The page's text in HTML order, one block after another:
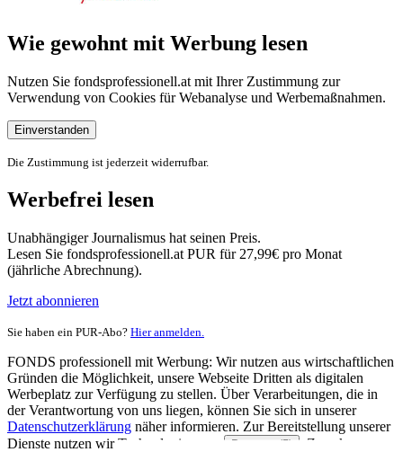
Wie gewohnt mit Werbung lesen
Nutzen Sie fondsprofessionell.at mit Ihrer Zustimmung zur
Verwendung von Cookies für Webanalyse und Werbemaßnahmen.
Einverstanden
Die Zustimmung ist jederzeit widerrufbar.
Werbefrei lesen
Unabhängiger Journalismus hat seinen Preis.
Lesen Sie fondsprofessionell.at PUR für 27,99€ pro Monat
(jährliche Abrechnung).
Jetzt abonnieren
Sie haben ein PUR-Abo? Hier anmelden.
FONDS professionell mit Werbung: Wir nutzen aus wirtschaftlichen
Gründen die Möglichkeit, unsere Webseite Dritten als digitalen
Werbeplatz zur Verfügung zu stellen. Über Verarbeitungen, die in
der Verantwortung von uns liegen, können Sie sich in unserer
Datenschutzerklärung näher informieren. Zur Bereitstellung unserer
Dienste nutzen wir Technologien von
Partnern (5)
. Zwecke: